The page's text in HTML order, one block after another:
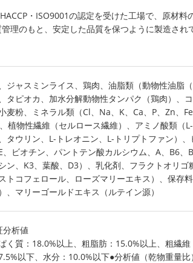
・ISO9001の認定を受けた工場で、原材料
理のもと、安定した品質を保つように製造され
ジャスミンライス、鶏肉、油脂類（動物性油脂
タピオカ、加水分解動物性タンパク（鶏肉）、
麦粉、ミネラル類（Cl、Na、K、Ca、P、Zn、
植物性繊維（セルロース繊維）、アミノ酸類（
タウリン、L-トレオニン、L-トリプトファン）、
、ビオチン、パントテン酸カルシウム、A、B6、
ン、K3、葉酸、D3）、乳化剤、フラクトオリゴ
トコフェロール、ローズマリーエキス）、保存
、マリーゴールドエキス（ルテイン源）
分析値
く質：18.0%以上、粗脂肪：15.0%以上、粗繊
以下、水分：10.0%以下●分析値（乾物重量比